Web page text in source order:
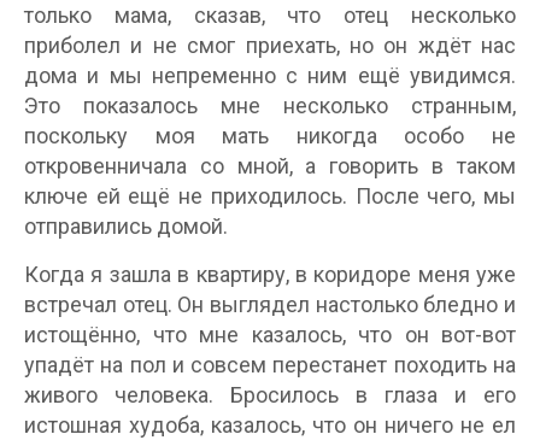
только мама, сказав, что отец несколько
приболел и не смог приехать, но он ждёт нас
дома и мы непременно с ним ещё увидимся.
Это показалось мне несколько странным,
поскольку моя мать никогда особо не
откровенничала со мной, а говорить в таком
ключе ей ещё не приходилось. После чего, мы
отправились домой.
Когда я зашла в квартиру, в коридоре меня уже
встречал отец. Он выглядел настолько бледно и
истощённо, что мне казалось, что он вот-вот
упадёт на пол и совсем перестанет походить на
живого человека. Бросилось в глаза и его
истошная худоба, казалось, что он ничего не ел